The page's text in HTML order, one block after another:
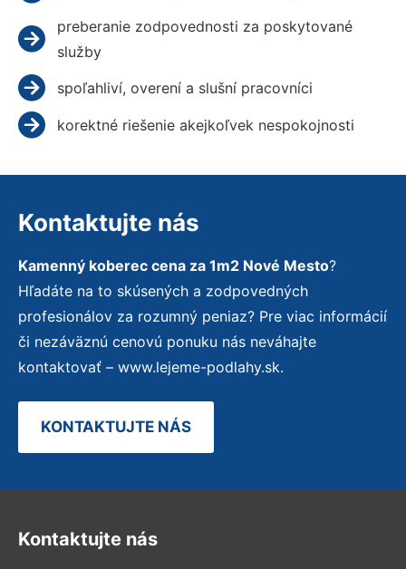
preberanie zodpovednosti za poskytované
služby
spoľahliví, overení a slušní pracovníci
korektné riešenie akejkoľvek nespokojnosti
Kontaktujte nás
Kamenný koberec cena za 1m2 Nové Mesto?
Hľadáte na to skúsených a zodpovedných
profesionálov za rozumný peniaz? Pre viac informácií
či nezáväznú cenovú ponuku nás neváhajte
kontaktovať – www.lejeme-podlahy.sk.
KONTAKTUJTE NÁS
Kontaktujte nás